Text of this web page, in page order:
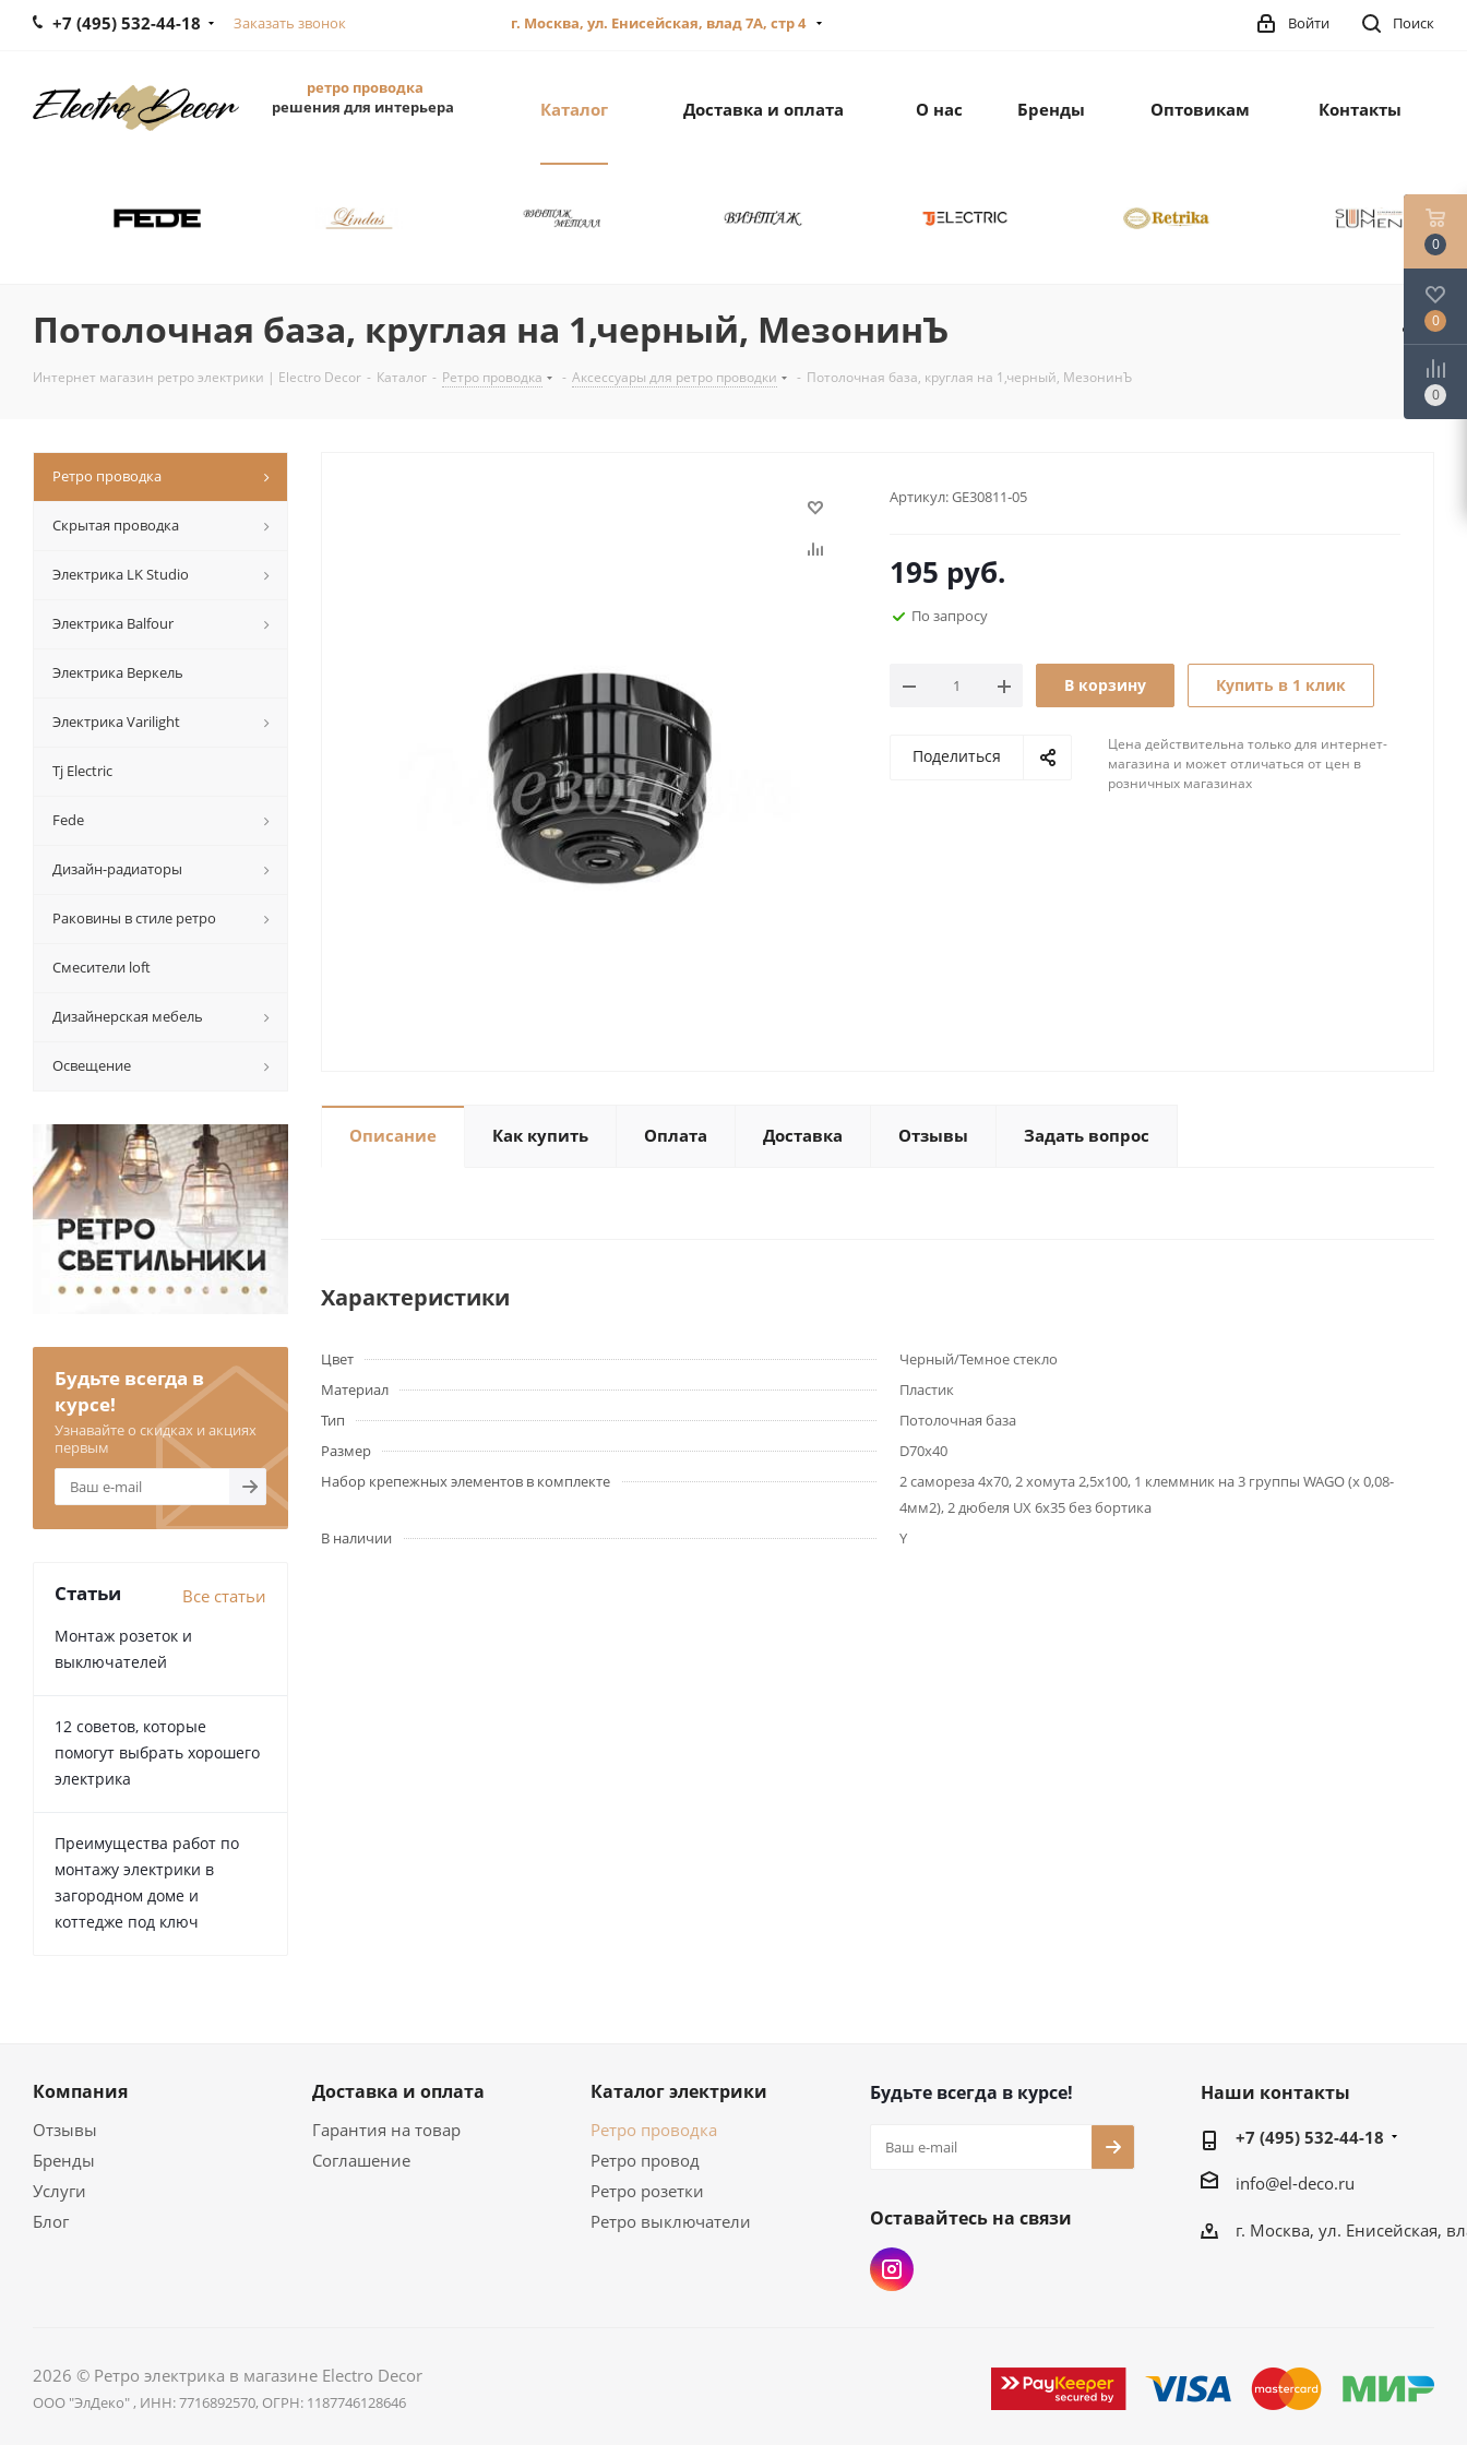
+7 (495) 532-44-18 Заказать звонок г. Москва, ул. Енисейская, влад 7А, стр 4 Поиск
Войти
ретро проводка
решения для интерьера
Каталог Доставка и оплата О нас Бренды Оптовикам Контакты
Потолочная база, круглая на 1,черный, МезонинЪ
Интернет магазин ретро электрики | Electro Decor - Каталог - Ретро проводка - Аксессуары для ретро проводки - Потолочная база, круглая на 1,черный, МезонинЪ
Артикул:GE30811‑05
195 руб.
По запросу
В корзину Купить в 1 клик
Поделиться
Цена действительна только для интернет-
магазина и может отличаться от цен в
розничных магазинах
Описание Как купить Оплата Доставка Отзывы Задать вопрос
Характеристики
Цвет
Черный/Темное стекло
Материал
Пластик
Тип
Потолочная база
Размер
D70x40
Набор крепежных элементов в комплекте
2 самореза 4х70, 2 хомута 2,5х100, 1 клеммник на 3 группы WAGO (х 0,08-
4мм2), 2 дюбеля UX 6х35 без бортика
В наличии
Y
Ретро проводка
Скрытая проводка
Электрика LK Studio
Электрика Balfour
Электрика Веркель
Электрика Varilight
Tj Electric
Fede
Дизайн-радиаторы
Раковины в стиле ретро
Смесители loft
Дизайнерская мебель
Освещение
Будьте всегда в
курсе!
Узнавайте о скидках и акциях
первым
Статьи Все статьи
Монтаж розеток и
выключателей
12 советов, которые
помогут выбрать хорошего
электрика
Преимущества работ по
монтажу электрики в
загородном доме и
коттедже под ключ
Компания
Отзывы
Бренды
Услуги
Блог
Доставка и оплата
Гарантия на товар
Соглашение
Каталог электрики
Ретро проводка
Ретро провод
Ретро розетки
Ретро выключатели
Будьте всегда в курсе!
Оставайтесь на связи
Наши контакты
+7 (495) 532-44-18
info@el-deco.ru
г. Москва, ул. Енисейская,
2026 © Ретро электрика в магазине Electro Decor
ООО "ЭлДеко" , ИНН: 7716892570, ОГРН: 1187746128646
0
0
0